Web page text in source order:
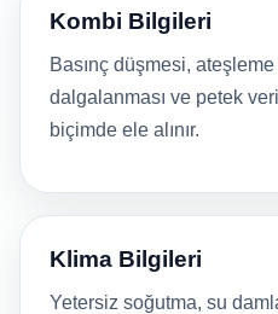
Kombi Bilgileri
Basınç düşmesi, ateşleme
dalgalanması ve petek
biçimde ele alınır.
Klima Bilgileri
Yetersiz soğutma, su